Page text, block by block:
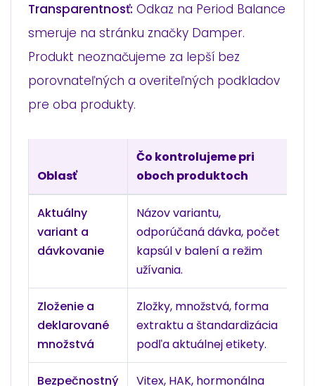
Transparentnosť: Odkaz na Period Balance
smeruje na stránku značky Damper.
Produkt neoznačujeme za lepší bez
porovnateľných a overiteľných podkladov
pre oba produkty.
Oblasť
Čo kontrolujeme pri
oboch produktoch
Aktuálny
variant a
dávkovanie
Názov variantu,
odporúčaná dávka, počet
kapsúl v balení a režim
užívania.
Zloženie a
deklarované
množstvá
Zložky, množstvá, forma
extraktu a štandardizácia
podľa aktuálnej etikety.
Bezpečnostný Vitex, HAK, hormonálna